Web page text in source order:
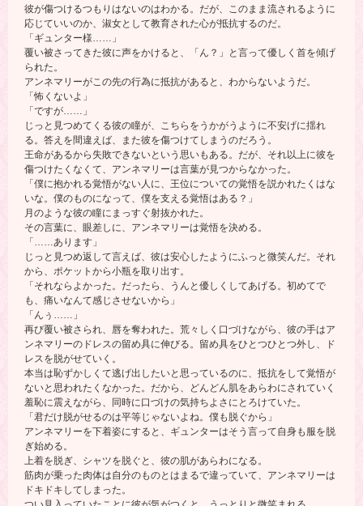
彼が傷つけるつもりはないのはわかる。だが、このまま流されるように
応じていいのか、淑女として教育された心が抵抗するのだ。
「ギュンター様……」
覆い被さってきた彼に声をかけると、「ん？」と言って優しく首を傾げ
られた。
アンネマリーがこの先の行為に抵抗があると、わからないようだ。
「怖くないよ」
「ですが……」
じっと見つめてくる彼の瞳が、こちらをうかがうように不安げに揺れ
る。答えを間違えば、また彼を傷つけてしまうのだろう。
王命があるから失敗できないという思いもある。だが、それ以上に彼を
傷つけたくなくて、アンネマリーは言葉が見つからなかった。
「僕に抱かれる覚悟がない人に、王位についての覚悟を説かれたくはな
いな。僕のものになって、僕を支える覚悟はある？」
月のような彼の瞳にまっすぐ射抜かれた。
その言葉に、眼差しに、アンネマリーは覚悟を決める。
「……あります」
じっと見つめ返して言えば、彼は安心したようにふっと微笑んだ。それ
から、ポケットから小瓶を取り出す。
「それならよかった。だったら、うんと優しくしてあげる。初めてで
も、痛いなんて感じさせないから」
「んぅ……」
再び覆い被さられ、唇を奪われた。荒々しく口づけながら、彼の手はア
ンネマリーのドレスの留め具に伸びる。留め具をひとつひとつ外し、ド
レスを脱がせていく。
本当は恥ずかしくて逃げ出したいと思っているのに、抵抗をして覚悟が
ないと思われたくなかった。だから、どんどん肌をあらわにされていく
羞恥に震えながら、同時に口づけの気持ちよさにとろけていた。
「君だけ脱がせるのは平等じゃないよね。僕も脱ぐから」
アンネマリーを下着姿にすると、ギュンターはそう言って自身も服を脱
ぎ始める。
上着を脱ぎ、シャツを脱ぐと、彼の肌があらわになる。
筋肉が乗った肉体は自分のものとはまるで違っていて、アンネマリーは
ドキドキしてしまった。